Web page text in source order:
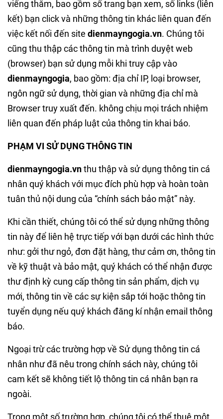
viếng thăm, bao gồm số trang bạn xem, số links (liên
kết) bạn click và những thông tin khác liên quan đến
việc kết nối đến site dienmayngogia.vn. Chúng tôi
cũng thu thập các thông tin mà trình duyệt web
(browser) bạn sử dụng mỗi khi truy cập vào
dienmayngogia, bao gồm: địa chỉ IP, loại browser,
ngôn ngữ sử dụng, thời gian và những địa chỉ mà
Browser truy xuất đến. không chịu mọi trách nhiệm
liên quan đến pháp luật của thông tin khai báo.
PHẠM VI SỬ DỤNG THÔNG TIN
dienmayngogia.vnthu thập và sử dụng thông tin cá
nhân quý khách với mục đích phù hợp và hoàn toàn
tuân thủ nội dung của “chính sách bảo mật” này.
Khi cần thiết, chúng tôi có thể sử dụng những thông
tin này để liên hệ trực tiếp với bạn dưới các hình thức
như: gởi thư ngỏ, đơn đặt hàng, thư cảm ơn, thông tin
về kỹ thuật và bảo mật, quý khách có thể nhận được
thư định kỳ cung cấp thông tin sản phẩm, dịch vụ
mới, thông tin về các sự kiện sắp tới hoặc thông tin
tuyển dụng nếu quý khách đăng kí nhận email thông
báo.
Ngoại trừ các trường hợp về Sử dụng thông tin cá
nhân như đã nêu trong chính sách này, chúng tôi
cam kết sẽ không tiết lộ thông tin cá nhân bạn ra
ngoài.
Trong một số trường hợp, chúng tôi có thể thuê một